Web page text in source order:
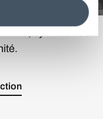
For more